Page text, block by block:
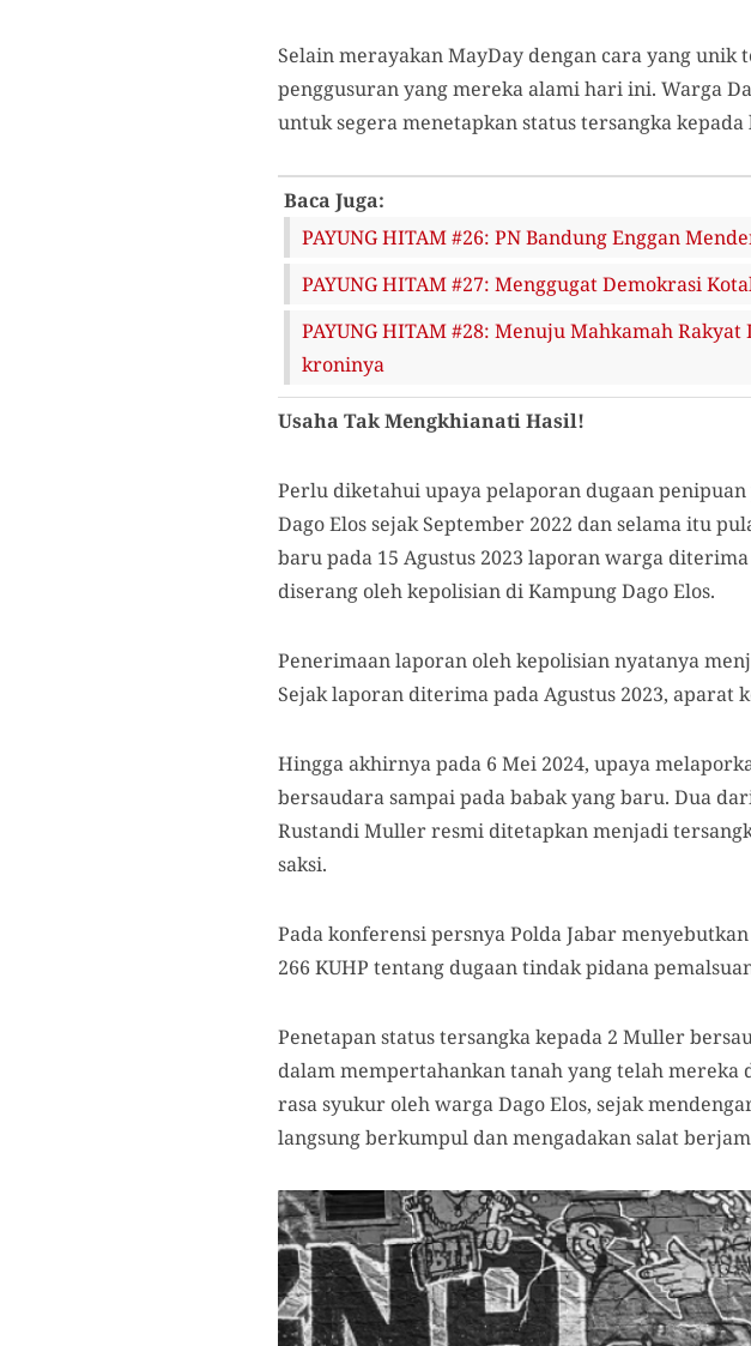
Selain merayakan MayDay dengan cara yang
penggusuran yang mereka alami hari ini. Warga
untuk segera menetapkan status tersangka
Baca Juga:
PAYUNG HITAM #26: PN Bandung Enggan
PAYUNG HITAM #27: Menggugat Demokrasi
PAYUNG HITAM #28: Menuju Mahkamah
kroninya
Usaha Tak Mengkhianati Hasil!
Perlu diketahui upaya pelaporan dugaan
Dago Elos sejak September 2022 dan selama itu
baru pada 15 Agustus 2023 laporan warga
diserang oleh kepolisian di Kampung Dago Elos.
Penerimaan laporan oleh kepolisian nyatanya
Sejak laporan diterima pada Agustus 2023, aparat
Hingga akhirnya pada 6 Mei 2024, upaya
bersaudara sampai pada babak yang baru. Dua
Rustandi Muller resmi ditetapkan menjadi
saksi.
Pada konferensi persnya Polda Jabar
266 KUHP tentang dugaan tindak pidana
Penetapan status tersangka kepada 2 Muller
dalam mempertahankan tanah yang telah
rasa syukur oleh warga Dago Elos, sejak
langsung berkumpul dan mengadakan salat